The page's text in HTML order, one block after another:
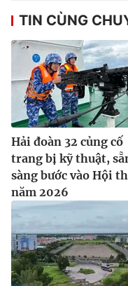
TIN CÙNG
Hải đoàn 32 củng cố
trang bị kỹ thuật,
sàng bước vào Hội
năm 2026